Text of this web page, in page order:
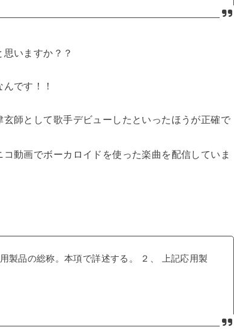
いますか？？
です！！
師として歌手デビューしたといったほうが正確で
動画でボーカロイドを使った楽曲を配信していま
製品の総称。本項で詳述する。 ２、 上記応用製